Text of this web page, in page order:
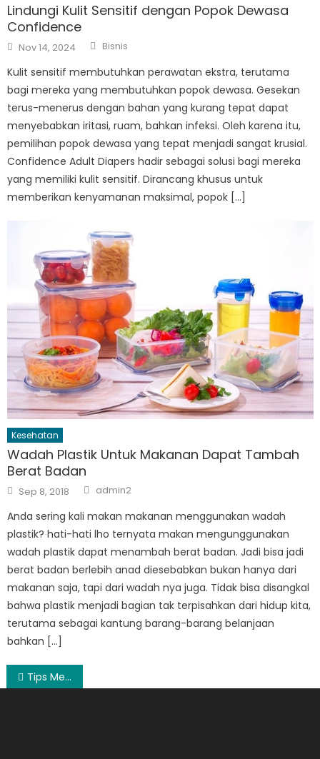
Lindungi Kulit Sensitif dengan Popok Dewasa
Confidence
Posted
on
Nov 14, 2024 Author
Bisnis
Kulit sensitif membutuhkan perawatan ekstra, terutama
bagi mereka yang membutuhkan popok dewasa. Gesekan
terus-menerus dengan bahan yang kurang tepat dapat
menyebabkan iritasi, ruam, bahkan infeksi. Oleh karena itu,
pemilihan popok dewasa yang tepat menjadi sangat krusial.
Confidence Adult Diapers hadir sebagai solusi bagi mereka
yang memiliki kulit sensitif. Dirancang khusus untuk
memberikan kenyamanan maksimal, popok […]
Kesehatan
Wadah Plastik Untuk Makanan Dapat Tambah
Berat Badan
Posted
on
Sep 8, 2018 Author
admin2
Anda sering kali makan makanan menggunakan wadah
plastik? hati-hati lho ternyata makan mengunggunakan
wadah plastik dapat menambah berat badan. Jadi bisa jadi
berat badan berlebih anad diesebabkan bukan hanya dari
makanan saja, tapi dari wadah nya juga. Tidak bisa disangkal
bahwa plastik menjadi bagian tak terpisahkan dari hidup kita,
terutama sebagai kantung barang-barang belanjaan
bahkan […]
Post
Tips Membuat Bakpao Yang Luar Biasa